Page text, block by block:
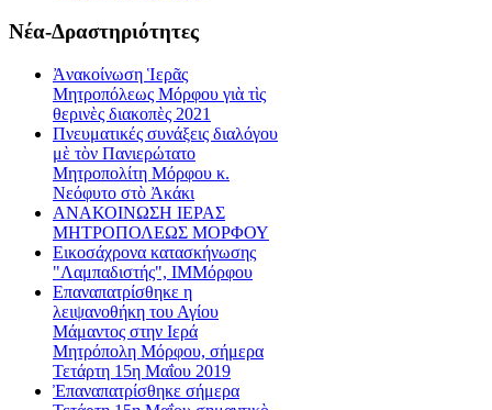
Νέα-Δραστηριότητες
Ἀνακοίνωση Ἱερᾶς
Μητροπόλεως Μόρφου γιὰ τὶς
θερινὲς διακοπὲς 2021
Πνευματικές συνάξεις διαλόγου
μὲ τὸν Πανιερώτατο
Μητροπολίτη Μόρφου κ.
Νεόφυτο στὸ Ἀκάκι
ΑΝΑΚΟΙΝΩΣΗ ΙΕΡΑΣ
ΜΗΤΡΟΠΟΛΕΩΣ ΜΟΡΦΟΥ
Εικοσάχρονα κατασκήνωσης
"Λαμπαδιστής", ΙΜΜόρφου
Επαναπατρίσθηκε η
λειψανοθήκη του Αγίου
Μάμαντος στην Ιερά
Μητρόπολη Μόρφου, σήμερα
Τετάρτη 15η Μαΐου 2019
Ἐπαναπατρίσθηκε σήμερα